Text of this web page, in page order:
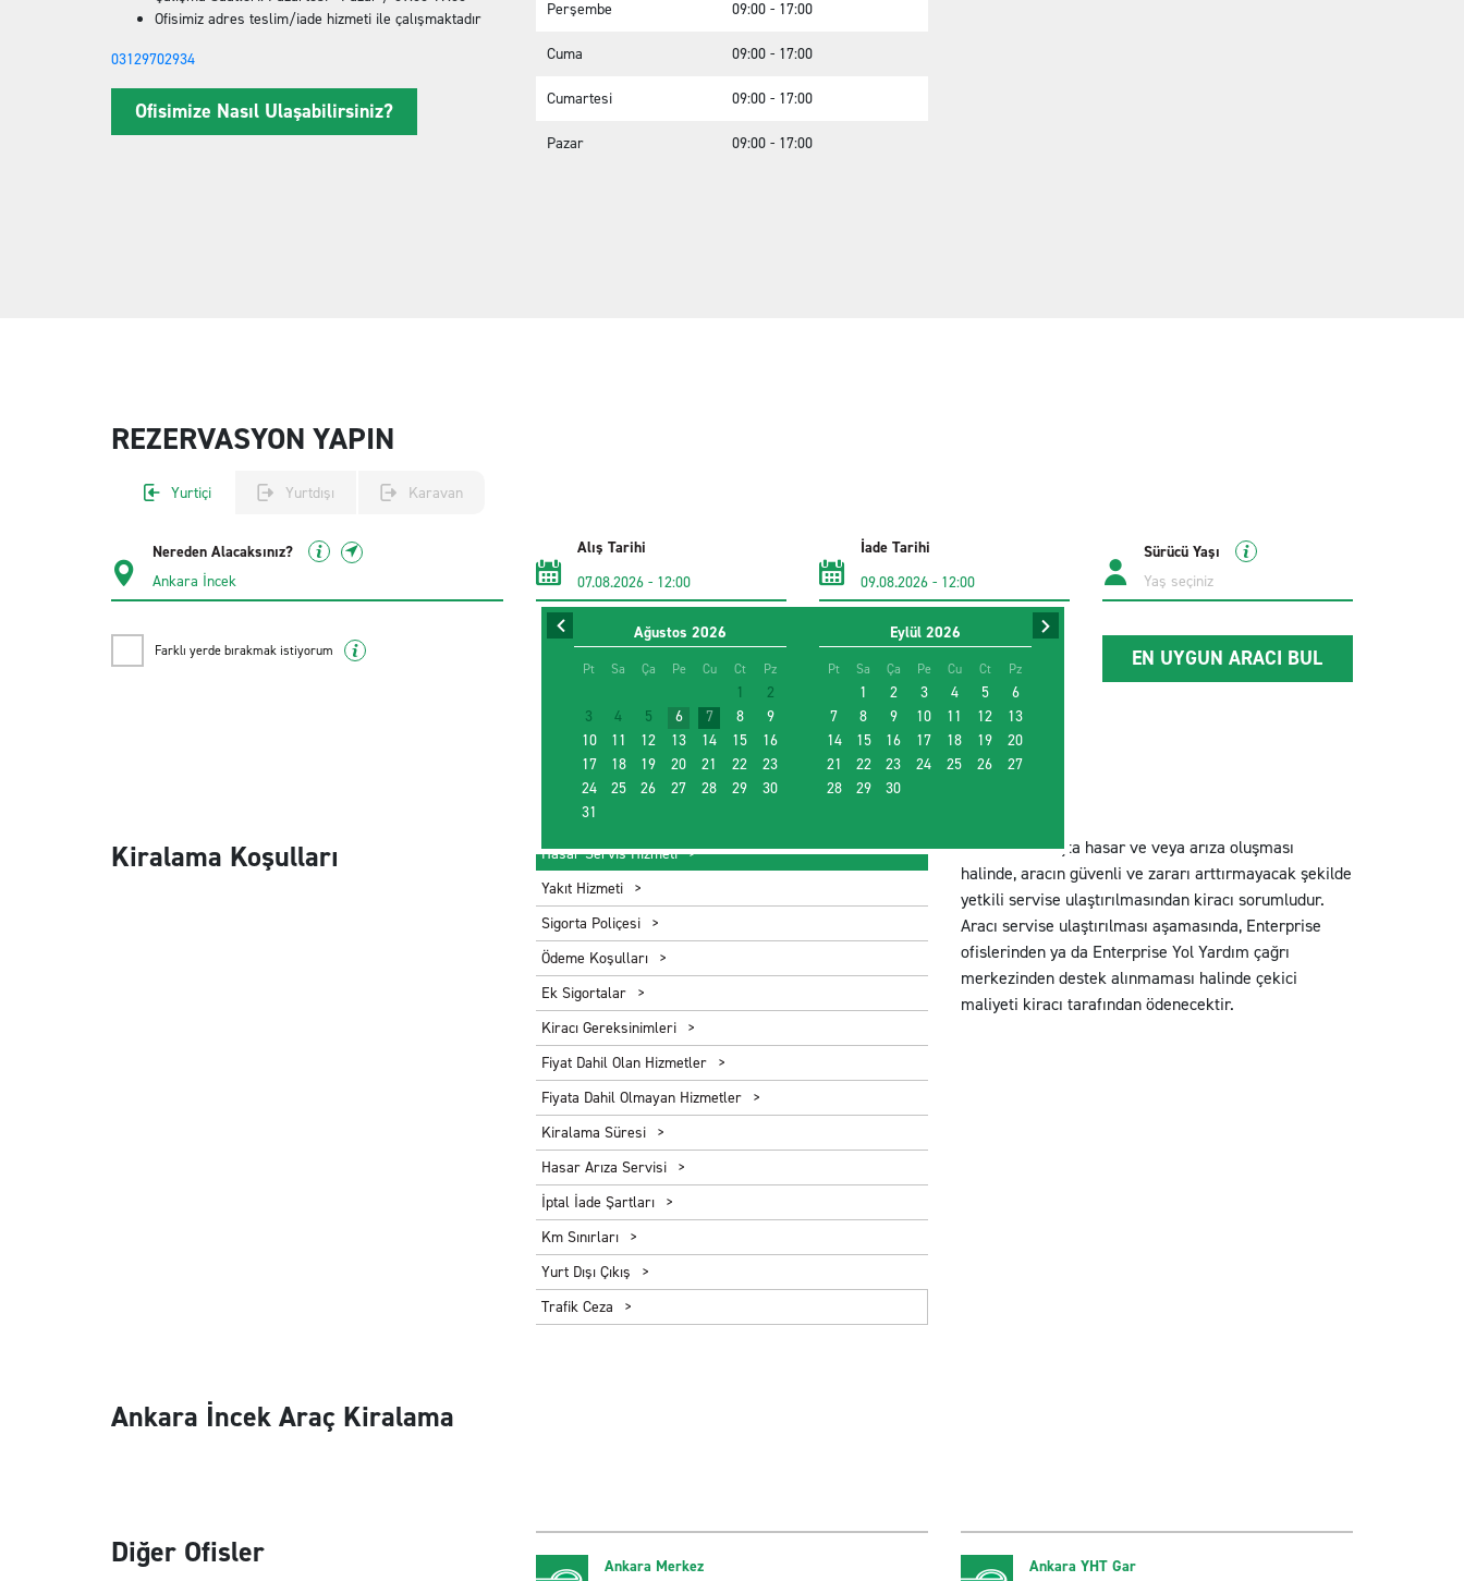
Ofisimiz adres teslim/iade hizmeti ile çalışmaktadır
03129702934
Ofisimize Nasıl Ulaşabilirsiniz?
Perşembe 09:00 - 17:00
Cuma 09:00 - 17:00
Cumartesi 09:00 - 17:00
Pazar 09:00 - 17:00
REZERVASYON YAPIN
Yurtiçi Yurtdışı Karavan
Nereden Alacaksınız?
Alış Tarihi
07.08.2026 - 12:00
İade Tarihi
09.08.2026- 12:00
Ağustos 2026
Pt Sa Ça Pe Cu Ct Pz
1
2
3
4 5 6 7 8
9
10
11 12 13 14 15
16
17
18 19 20 21 22
23
24
25 26 27 28 29
30
31
Eylül 2026
Pt Sa Ça Pe Cu Ct Pz
1 2 3 4 5
6
7
8 9 10 11 12
13
14
15 16 17 18 19
20
21
22 23 24 25 26
27
28
29 30
Sürücü Yaşı
Farklı yerde bırakmak istiyorum Promosyon kodu kullan EN UYGUN ARACI BUL
Kiralama Koşulları
Hasar Servis Hizmeti
Yakıt Hizmeti
Sigorta Poliçesi
Ödeme Koşulları
Ek Sigortalar
Kiracı Gereksinimleri
Fiyat Dahil Olan Hizmetler
Fiyata Dahil Olmayan Hizmetler
Kiralama Süresi
Hasar Arıza Servisi
İptal İade Şartları
Km Sınırları
Yurt Dışı Çıkış
Trafik Ceza
Kiralanan araçta hasar ve veya arıza oluşması
halinde, aracın güvenli ve zararı arttırmayacak şekilde
yetkili servise ulaştırılmasından kiracı sorumludur.
Aracı servise ulaştırılması aşamasında, Enterprise
ofislerinden ya da Enterprise Yol Yardım çağrı
merkezinden destek alınmaması halinde çekici
maliyeti kiracı tarafından ödenecektir.
Ankara İncek Araç Kiralama
Diğer Ofisler Ankara Merkez Ankara YHT Gar